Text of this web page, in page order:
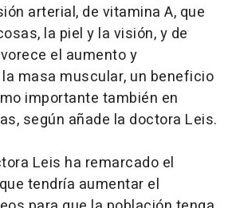
arterial, de vitamina A, que
la piel y la visión, y de
el aumento y
masa muscular, un beneficio
importante también en
según añade la doctora Leis.
Leis ha remarcado el
tendría aumentar el